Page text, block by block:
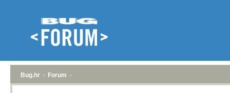
Bug.hr » Forum »